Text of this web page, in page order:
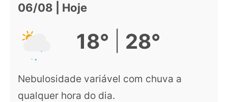
06/08 | Hoje
18° 28°
Nebulosidade variável com chuva a
qualquer hora do dia.